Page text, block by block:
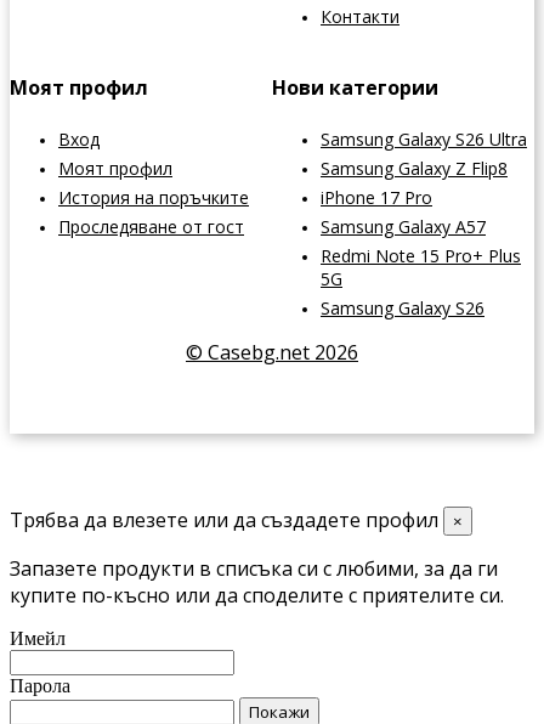
Контакти
Моят профил
Вход
Моят профил
История на поръчките
Проследяване от гост
Нови категории
Samsung Galaxy S26 Ultra
Samsung Galaxy Z Flip8
iPhone 17 Pro
Samsung Galaxy A57
Redmi Note 15 Pro+ Plus
5G
Samsung Galaxy S26
© Casebg.net 2026
Трябва да влезете или да създадете профил ×
Запазете продукти в списъка си с любими, за да ги
купите по-късно или да споделите с приятелите си.
Имейл
Парола
Покажи